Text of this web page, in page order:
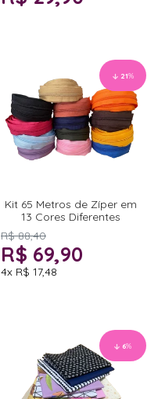
21%
Kit 65 Metros de Zíper em
13 Cores Diferentes
R$ 88,40
R$ 69,90
4x R$ 17,48
6%